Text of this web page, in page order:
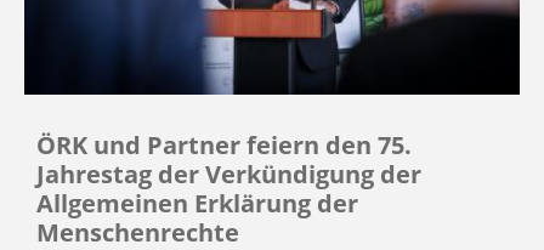
ÖRK und Partner feiern den 75.
Jahrestag der Verkündigung der
Allgemeinen Erklärung der
Menschenrechte